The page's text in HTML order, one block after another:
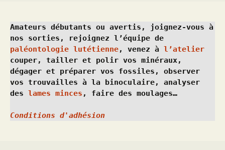
Amateurs débutants ou avertis, joignez-vous à
paléontologie lutétienne, venez à l’atelier
couper, tailler et polir vos minéraux,
dégager et préparer vos fossiles, observer
vos trouvailles à la binoculaire, analyser
des lames minces , faire des moulages…
Conditions d'adhésion